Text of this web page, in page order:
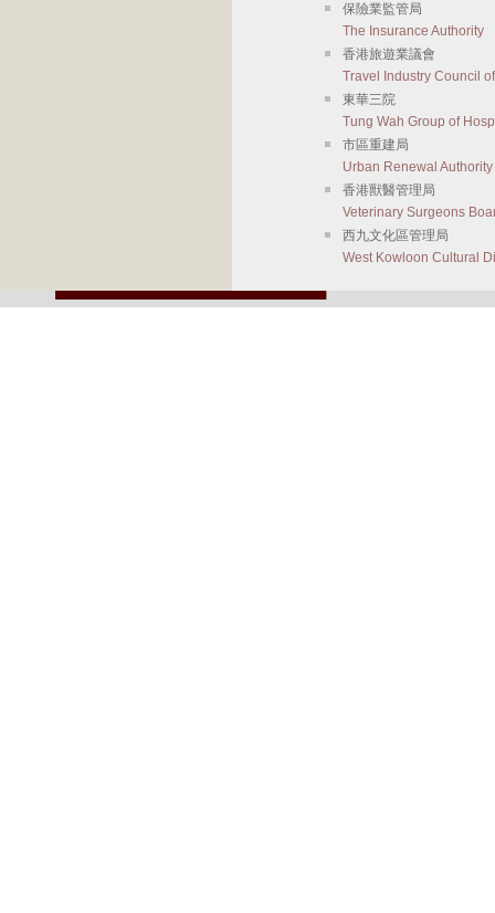
保險業監管局
The Insurance Authority
香港旅遊業議會
Travel Industry Council
東華三院
Tung Wah Group of
市區重建局
Urban Renewal Authority
香港獸醫管理局
Veterinary Surgeons
西九文化區管理局
West Kowloon Cultural